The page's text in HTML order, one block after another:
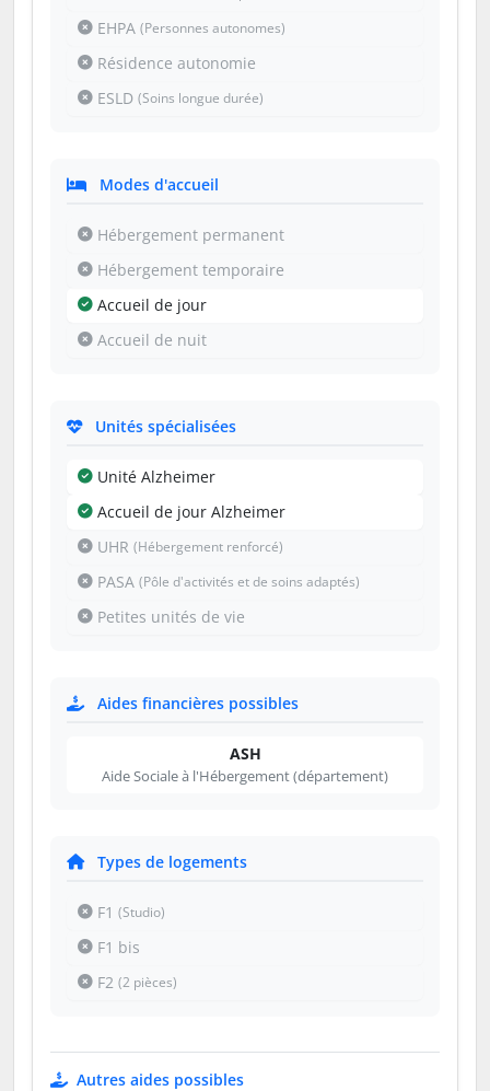
EHPA (Personnes autonomes)
Résidence autonomie
ESLD (Soins longue durée)
Modes d'accueil
Hébergement permanent
Hébergement temporaire
Accueil de jour
Accueil de nuit
Unités spécialisées
Unité Alzheimer
Accueil de jour Alzheimer
UHR (Hébergement renforcé)
PASA (Pôle d'activités et de soins adaptés)
Petites unités de vie
Aides financières possibles
ASH
Aide Sociale à l'Hébergement (département)
Types de logements
F1 (Studio)
F1 bis
F2 (2 pièces)
Autres aides possibles